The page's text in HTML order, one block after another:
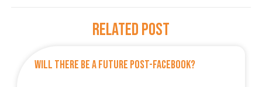
Related Post
Will There Be A Future Post-Facebook?